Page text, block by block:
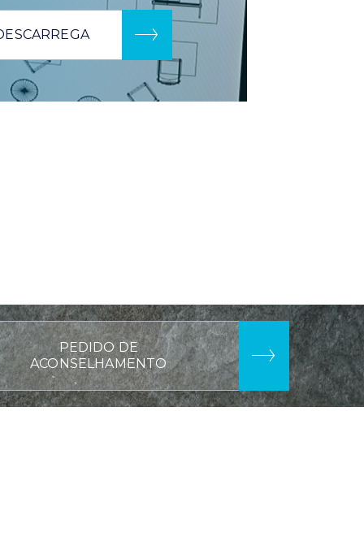
PEDIDO DE
ACONSELHAMENTO